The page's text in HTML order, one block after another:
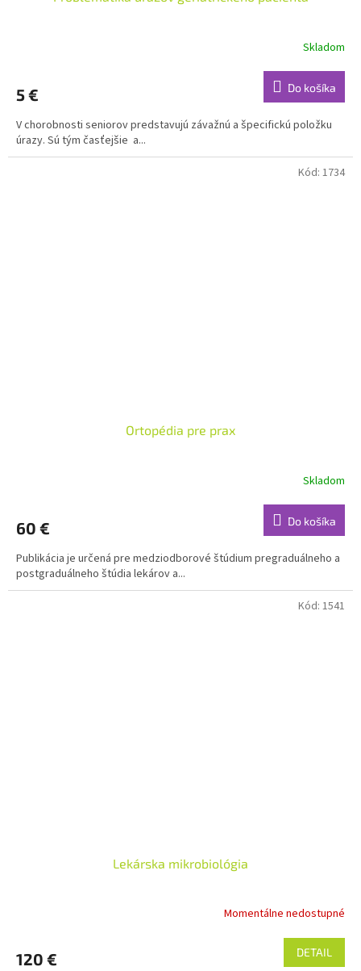
Skladom
5 € Do košíka
V chorobnosti seniorov predstavujú závažnú a špecifickú položku
úrazy. Sú tým časťejšie a...
Ortopédia pre prax
Skladom
60 € Do košíka
Publikácia je určená pre medziodborové štúdium pregraduálneho a
postgraduálneho štúdia lekárov a...
Kód: 1734
Lekárska mikrobiológia
je
Momentálne nedostupné
120 € DETAIL
Kód: 1541